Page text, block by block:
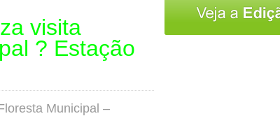
visita
? Estação
Municipal –